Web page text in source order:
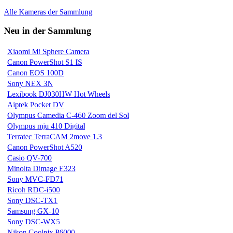
Alle Kameras der Sammlung
Neu in der Sammlung
Xiaomi Mi Sphere Camera
Canon PowerShot S1 IS
Canon EOS 100D
Sony NEX 3N
Lexibook DJ030HW Hot Wheels
Aiptek Pocket DV
Olympus Camedia C-460 Zoom del Sol
Olympus mju 410 Digital
Terratec TerraCAM 2move 1.3
Canon PowerShot A520
Casio QV-700
Minolta Dimage E323
Sony MVC-FD71
Ricoh RDC-i500
Sony DSC-TX1
Samsung GX-10
Sony DSC-WX5